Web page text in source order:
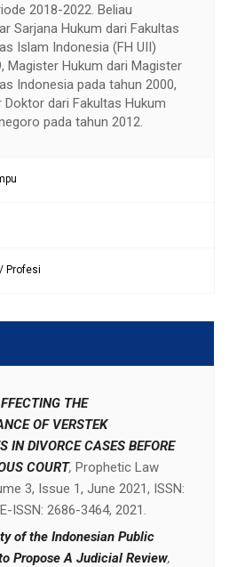
2018-2022. Beliau
Sarjana Hukum dari Fakultas
Islam Indonesia (FH UII)
Magister Hukum dari Magister
Indonesia pada tahun 2000,
Doktor dari Fakultas Hukum
pada tahun 2012.
Profesi
THE
OF VERSTEK
IN DIVORCE CASES BEFORE
COURT, Prophetic Law
3, Issue 1, June 2021, ISSN:
ISSN: 2686-3464, 2021.
of the Indonesian Public
Propose A Judicial Review,